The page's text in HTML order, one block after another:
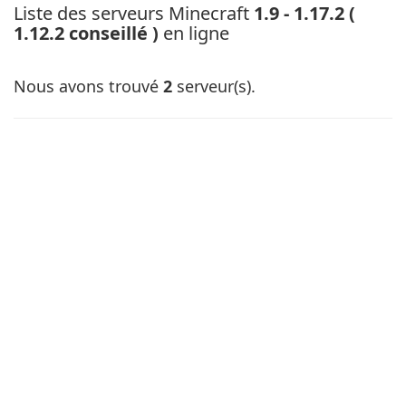
Liste des serveurs Minecraft 1.9 - 1.17.2 (
1.12.2 conseillé ) en ligne
Nous avons trouvé 2 serveur(s).